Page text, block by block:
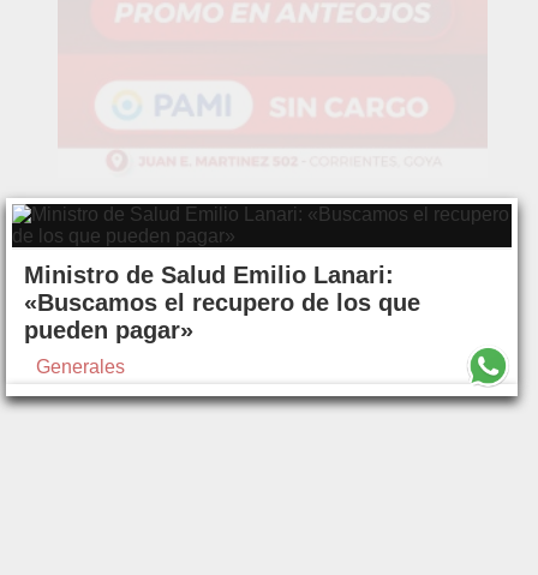
Ministro de Salud Emilio Lanari:
«Buscamos el recupero de los que
pueden pagar»
Generales